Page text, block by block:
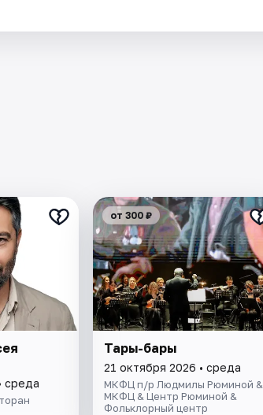
среда
от 300 ₽
Тары-бары
21 октября 2026 • среда
МКФЦ п/р Людмилы Рюминой &
МКФЦ & Центр Рюминой &
Фольклорный центр